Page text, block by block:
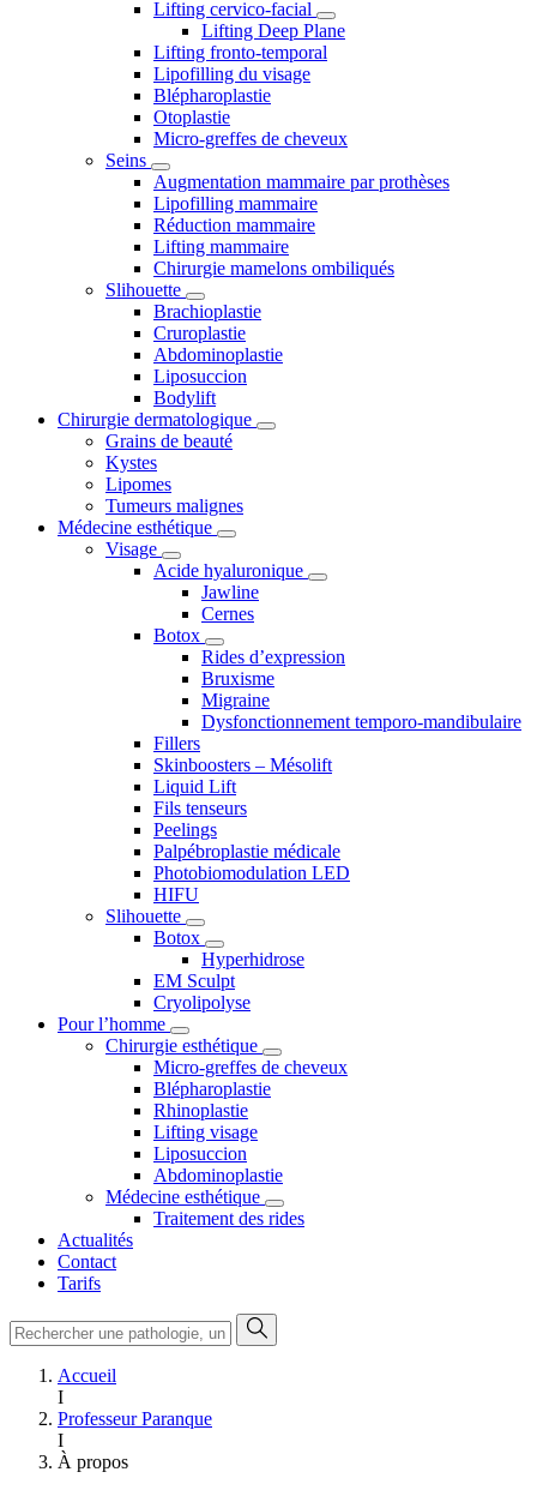
Lifting cervico-facial
Lifting Deep Plane
Lifting fronto-temporal
Lipofilling du visage
Blépharoplastie
Otoplastie
Micro-greffes de cheveux
Seins
Augmentation mammaire par prothèses
Lipofilling mammaire
Réduction mammaire
Lifting mammaire
Chirurgie mamelons ombiliqués
Slihouette
Brachioplastie
Cruroplastie
Abdominoplastie
Liposuccion
Bodylift
Chirurgie dermatologique
Grains de beauté
Kystes
Lipomes
Tumeurs malignes
Médecine esthétique
Visage
Acide hyaluronique
Jawline
Cernes
Botox
Rides d’expression
Bruxisme
Migraine
Dysfonctionnement temporo-mandibulaire
Fillers
Skinboosters – Mésolift
Liquid Lift
Fils tenseurs
Peelings
Palpébroplastie médicale
Photobiomodulation LED
HIFU
Slihouette
Botox
Hyperhidrose
EM Sculpt
Cryolipolyse
Pour l’homme
Chirurgie esthétique
Micro-greffes de cheveux
Blépharoplastie
Rhinoplastie
Lifting visage
Liposuccion
Abdominoplastie
Médecine esthétique
Traitement des rides
Actualités
Contact
Tarifs
Accueil
I
Professeur Paranque
I
À propos